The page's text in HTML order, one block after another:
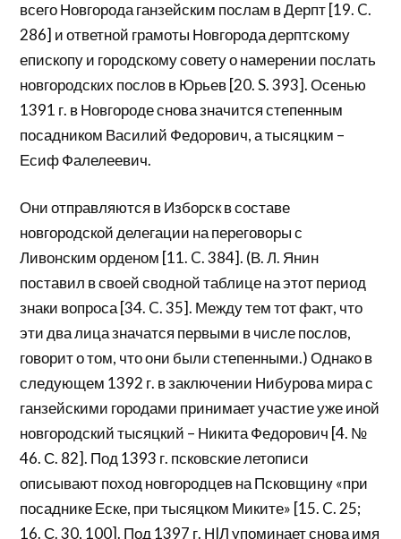
всего Новгорода ганзейским послам в Дерпт [19. C.
286] и ответной грамоты Новгорода дерптскому
епископу и городскому совету о намерении послать
новгородских послов в Юрьев [20. S. 393]. Осенью
1391 г. в Новгороде снова значится степенным
посадником Василий Федорович, а тысяцким –
Есиф Фалелеевич.
Они отправляются в Изборск в составе
новгородской делегации на переговоры с
Ливонским орденом [11. C. 384]. (В. Л. Янин
поставил в своей сводной таблице на этот период
знаки вопроса [34. C. 35]. Между тем тот факт, что
эти два лица значатся первыми в числе послов,
говорит о том, что они были степенными.) Однако в
следующем 1392 г. в заключении Нибурова мира с
ганзейскими городами принимает участие уже иной
новгородский тысяцкий – Никита Федорович [4. №
46. С. 82]. Под 1393 г. псковские летописи
описывают поход новгородцев на Псковщину «при
посаднике Еске, при тысяцком Миките» [15. C. 25;
16. С. 30, 100]. Под 1397 г. НIЛ упоминает снова имя